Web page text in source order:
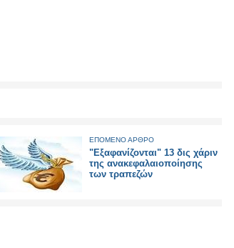
ΕΠΟΜΕΝΟ ΑΡΘΡΟ
"Εξαφανίζονται" 13 δις χάριν
της ανακεφαλαιοποίησης
των τραπεζών